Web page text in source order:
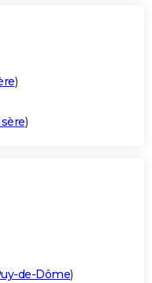
)
)
de-Dôme)